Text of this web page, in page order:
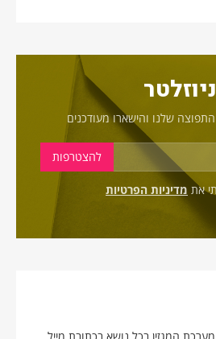
ניוזלטר
שלנו והישארו מעודכנים
את מדיניות הפרטיות